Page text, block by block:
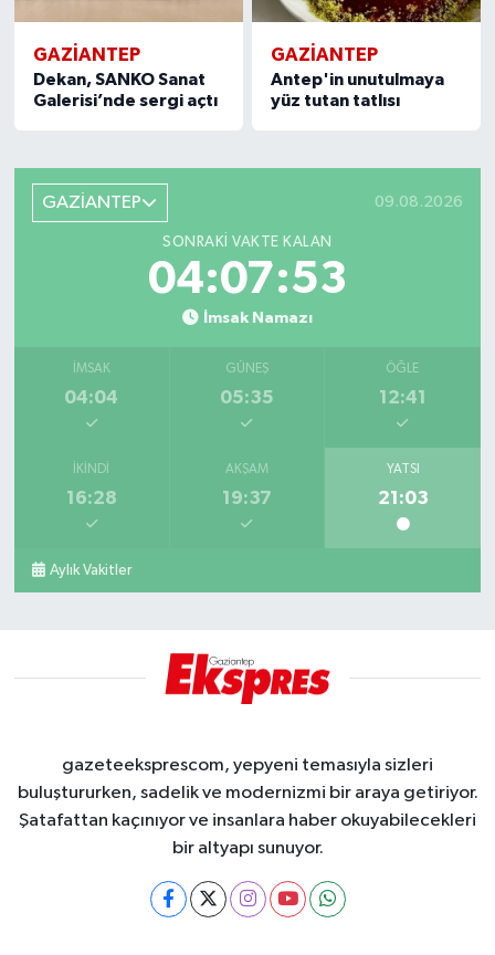
GAZIANTEP
Dekan, SANKO Sanat
Galerisi’nde sergi açtı
GAZIANTEP
Antep'in unutulmaya
yüz tutan tatlısı
GAZİANTEP 09.08.2026
SONRAKI VAKTE KALAN
04:07:52
İmsak Namazı
İMSAK
04:04
GÜNEŞ
05:35
ÖĞLE
12:41
İKINDI
16:28
AKŞAM
19:37
YATSI
21:03
Aylık Vakitler
gazeteeksprescom, yepyeni temasıyla sizleri
buluştururken, sadelik ve modernizmi bir araya getiriyor.
Şatafattan kaçınıyor ve insanlara haber okuyabilecekleri
bir altyapı sunuyor.